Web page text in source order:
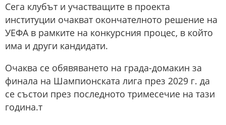
Сега клубът и участващите в проекта
институции очакват окончателното решение на
УЕФА в рамките на конкурсния процес, в който
има и други кандидати.
Очаква се обявяването на града-домакин за
финала на Шампионската лига през 2029 г. да
се състои през последното тримесечие на тази
година.т